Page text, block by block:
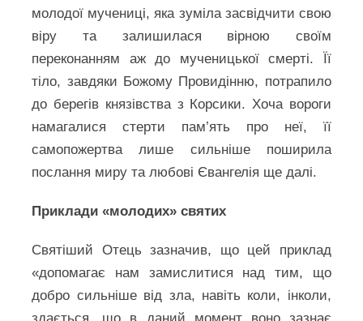
молодої мучениці, яка зуміла засвідчити свою
віру та залишилася вірною своїм
переконанням аж до мученицької смерті. Її
тіло, завдяки Божому Провидінню, потрапило
до берегів князівства з Корсики. Хоча вороги
намагалися стерти пам’ять про неї, її
самопожертва лише сильніше поширила
послання миру та любові Євангелія ще далі.
Приклади «молодих» святих
Святіший Отець зазначив, що цей приклад
«допомагає нам замислитися над тим, що
добро сильніше від зла, навіть коли, інколи,